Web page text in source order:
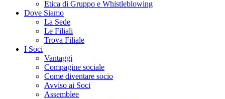
Etica di Gruppo e Whistleblowing
Dove Siamo
La Sede
Le Filiali
Trova Filiale
I Soci
Vantaggi
Compagine sociale
Come diventare socio
Avviso ai Soci
Assemblee